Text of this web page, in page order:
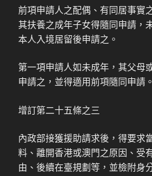
前項申請人之配偶、有同居事實
其扶養之成年子女得隨同申請，
本人入境居留後申請之。
第一項申請人如未成年，其父母
申請之，並得適用前項隨同申請。
增訂第二十五條之三
內政部接獲援助請求後，得要求
料、離開香港或澳門之原因、受
由、後續在臺規劃等，並檢附身